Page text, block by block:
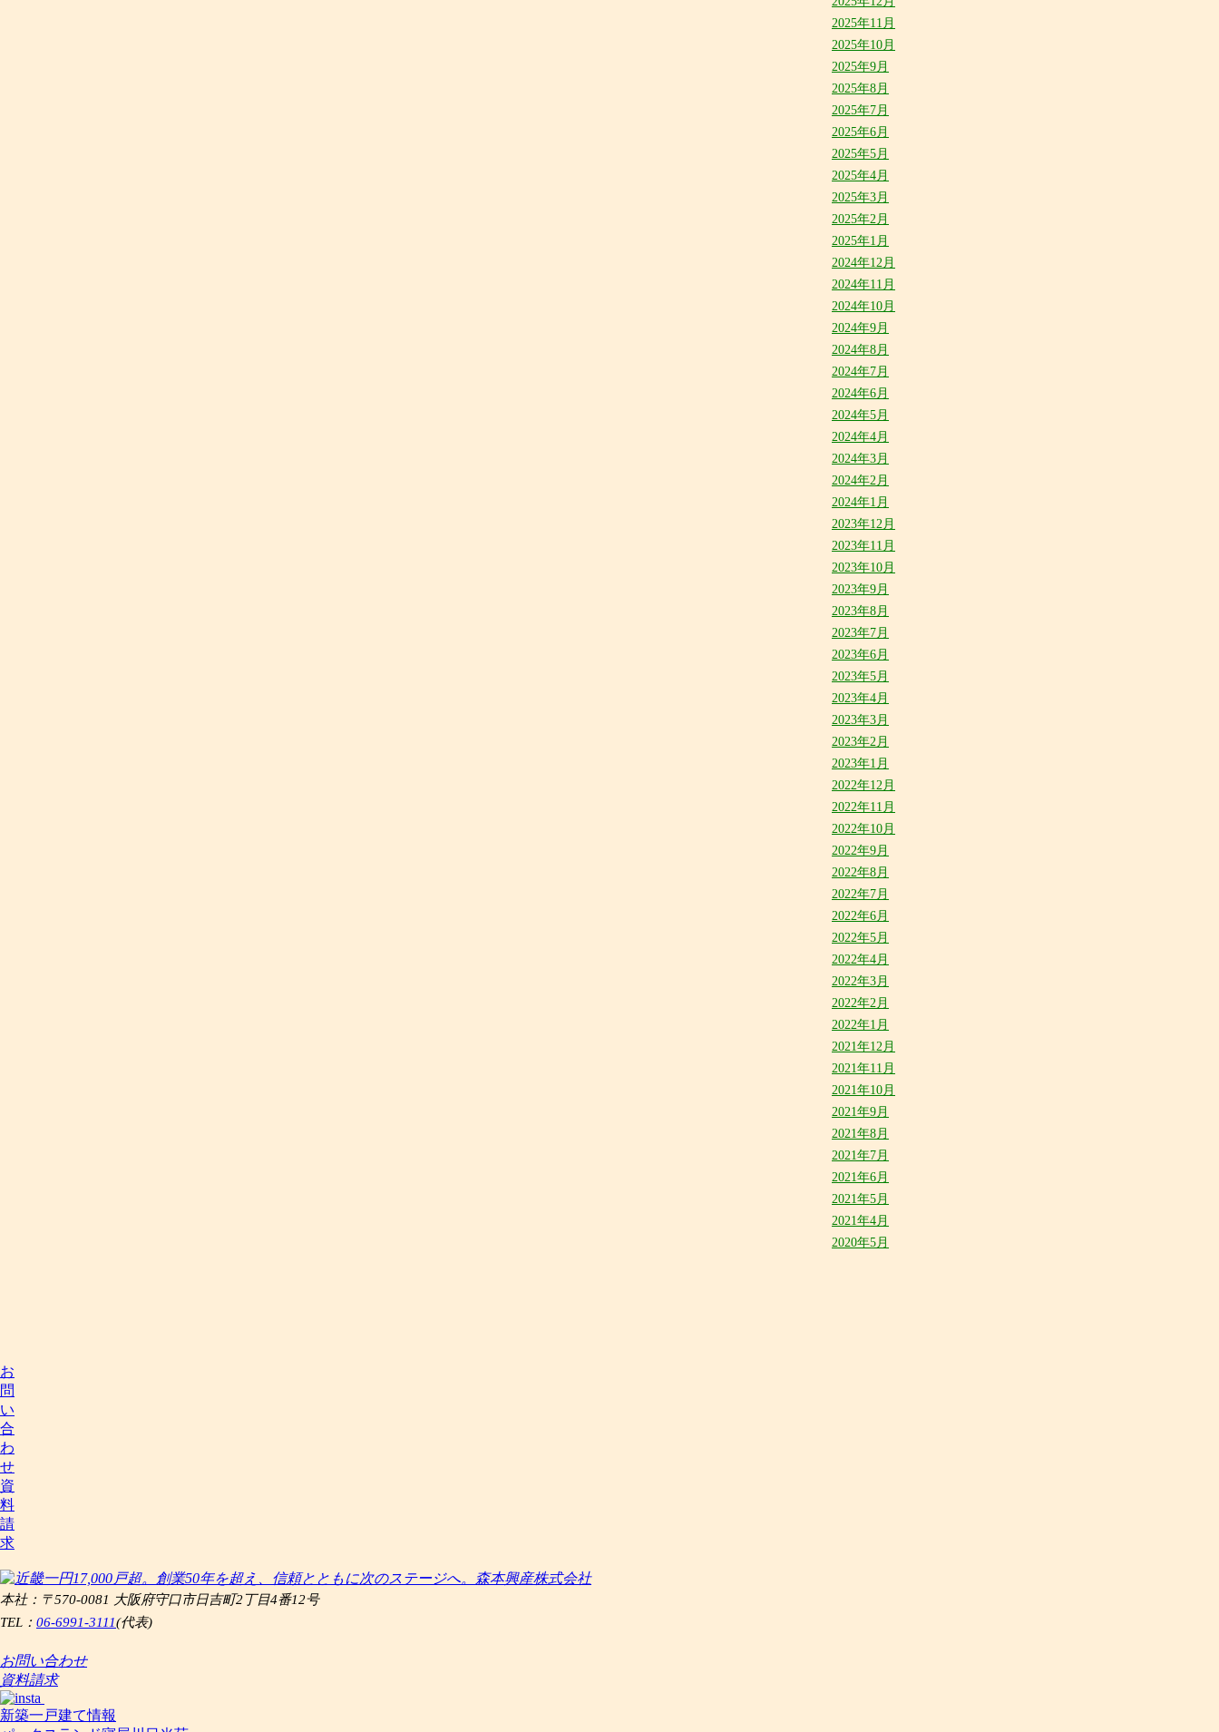
2025年11月
2025年10月
2025年9月
2025年8月
2025年7月
2025年6月
2025年5月
2025年4月
2025年3月
2025年2月
2025年1月
2024年12月
2024年11月
2024年10月
2024年9月
2024年8月
2024年7月
2024年6月
2024年5月
2024年4月
2024年3月
2024年2月
2024年1月
2023年12月
2023年11月
2023年10月
2023年9月
2023年8月
2023年7月
2023年6月
2023年5月
2023年4月
2023年3月
2023年2月
2023年1月
2022年12月
2022年11月
2022年10月
2022年9月
2022年8月
2022年7月
2022年6月
2022年5月
2022年4月
2022年3月
2022年2月
2022年1月
2021年12月
2021年11月
2021年10月
2021年9月
2021年8月
2021年7月
2021年6月
2021年5月
2021年4月
2020年5月
お
問
い
合
わ
せ
資
料
請
求
本社：〒570-0081 大阪府守口市日吉町2丁目4番12号
TEL： 06-6991-3111(代表)
お問い合わせ
資料請求
新築一戸建て情報